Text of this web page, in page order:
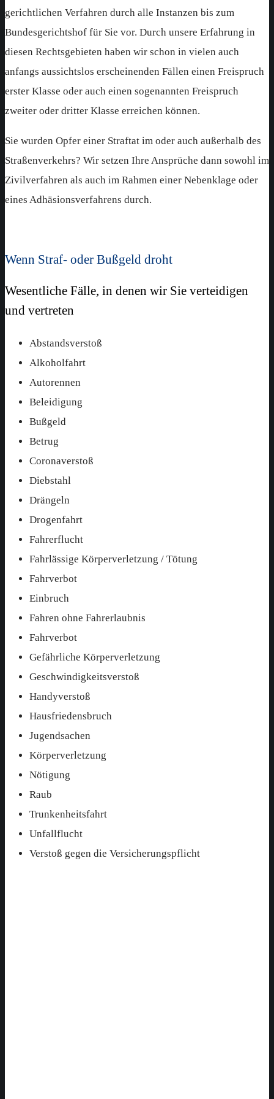
gerichtlichen Verfahren durch alle Instanzen bis zum
Bundesgerichtshof für Sie vor. Durch unsere Erfahrung in
diesen Rechtsgebieten haben wir schon in vielen auch
anfangs aussichtslos erscheinenden Fällen einen Freispruch
erster Klasse oder auch einen sogenannten Freispruch
zweiter oder dritter Klasse erreichen können.
Sie wurden Opfer einer Straftat im oder auch außerhalb des
Straßenverkehrs? Wir setzen Ihre Ansprüche dann sowohl im
Zivilverfahren als auch im Rahmen einer Nebenklage oder
eines Adhäsionsverfahrens durch.
Wenn Straf- oder Bußgeld droht
Wesentliche Fälle, in denen wir Sie verteidigen
und vertreten
Abstandsverstoß
Alkoholfahrt
Autorennen
Beleidigung
Bußgeld
Betrug
Coronaverstoß
Diebstahl
Drängeln
Drogenfahrt
Fahrerflucht
Fahrlässige Körperverletzung / Tötung
Fahrverbot
Einbruch
Fahren ohne Fahrerlaubnis
Fahrverbot
Gefährliche Körperverletzung
Geschwindigkeitsverstoß
Handyverstoß
Hausfriedensbruch
Jugendsachen
Körperverletzung
Nötigung
Raub
Trunkenheitsfahrt
Unfallflucht
Verstoß gegen die Versicherungspflicht